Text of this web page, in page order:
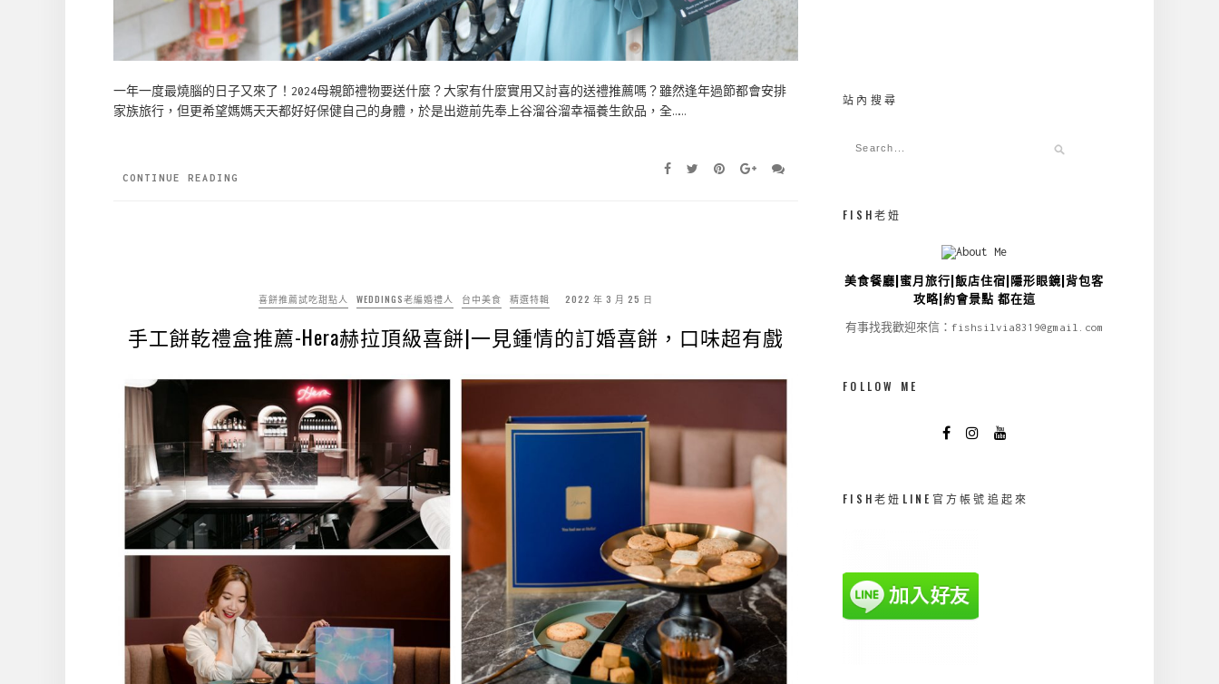
一年一度最燒腦的日子又來了！2024母親節禮物要送什麼？大家有什麼實用又討喜的送禮推薦嗎？雖然逢年過節都會安排
家族旅行，但更希望媽媽天天都好好保健自己的身體，於是出遊前先奉上谷溜谷溜幸福養生飲品，全……
CONTINUE READING
喜餅推薦試吃甜點人 WEDDINGS老編婚禮人 台中美食 精選特輯 2022 年 3 月 25 日
手工餅乾禮盒推薦-Hera赫拉頂級喜餅|一見鍾情的訂婚喜餅，口味超有戲
站內搜尋
FISH老妞
美食餐廳|蜜月旅行|飯店住宿|隱形眼鏡|背包客
攻略|約會景點 都在這
有事找我歡迎來信：fishsilvia8319@gmail.com
FOLLOW ME
FISH老妞LINE官方帳號追起來